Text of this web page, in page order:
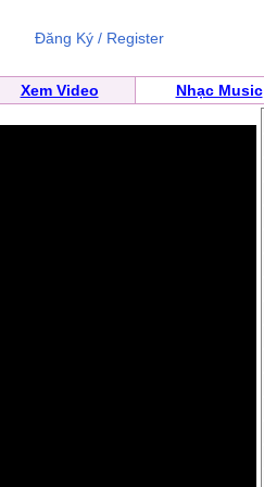
Đăng Ký / Register
Xem Video Nhạc Music